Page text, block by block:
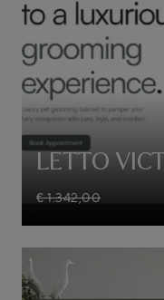
LETTO
€ 1.342,00